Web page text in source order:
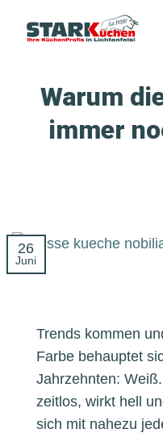
Inhalt
Warum
immer
26
Juni
Trends kommen
Farbe behauptet
Jahrzehnten:
zeitlos, wirkt hell
sich mit nahezu